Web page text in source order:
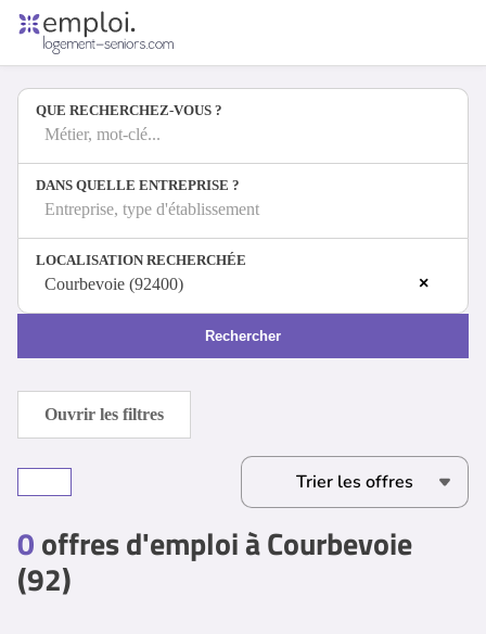
Offres d'emploi
Entreprises
Métiers
Se connecter
Espace candidat
Espace recruteur
QUE RECHERCHEZ-VOUS ?
Métier, mot-clé...
DANS QUELLE ENTREPRISE ?
Entreprise, type d'établissement
LOCALISATION RECHERCHÉE
×
Courbevoie (92400)
Rechercher
0offres d'emploi à Courbevoie
(92)
Ouvrir les filtres